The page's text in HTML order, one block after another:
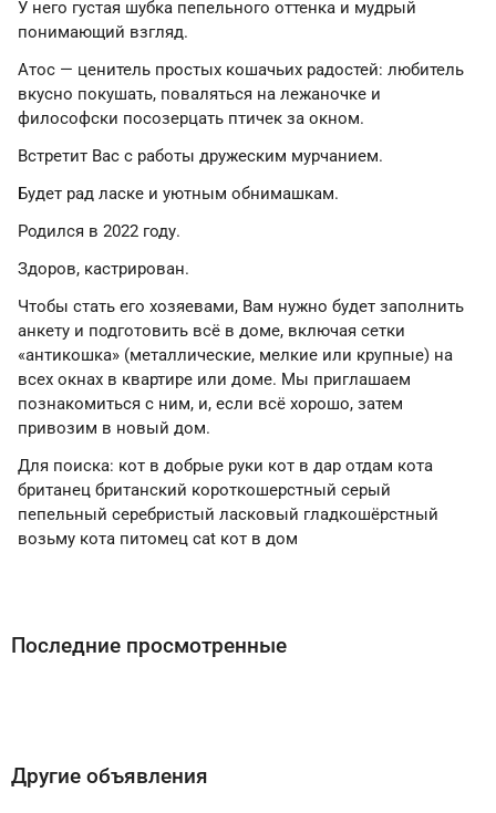
У него густая шубка пепельного оттенка и мудрый
понимающий взгляд.
Атос — ценитель простых кошачьих радостей: любитель
вкусно покушать, поваляться на лежаночке и
философски посозерцать птичек за окном.
Встретит Вас с работы дружеским мурчанием.
Будет рад ласке и уютным обнимашкам.
Родился в 2022 году.
Здоров, кастрирован.
Чтобы стать его хозяевами, Вам нужно будет заполнить
анкету и подготовить всё в доме, включая сетки
«антикошка» (металлические, мелкие или крупные) на
всех окнах в квартире или доме. Мы приглашаем
познакомиться с ним, и, если всё хорошо, затем
привозим в новый дом.
Для поиска: кот в добрые руки кот в дар отдам кота
британец британский короткошерстный серый
пепельный серебристый ласковый гладкошёрстный
возьму кота питомец cat кот в дом
Последние просмотренные
Другие объявления